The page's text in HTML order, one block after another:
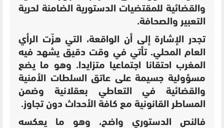
والقضائية للمقتضيات الدستورية الضامنة لحرية
التعبير والصحافة.
تجدر الإشارة إلى أن الواقعة، التي هزّت الرأي
العام المحلي. تأتي في وقت دقيق يشهد فيه
المغرب احتقانا اجتماعيا متزايدا. وهو ما يضع
مسؤولية جسيمة على عاتق السلطات الأمنية
والقضائية في التعاطي بعقلانية وضمن
المساطر القانونية مع كافة الأحداث دون تجاوز.
فالنص الدستوري واضح، وهو ما يعكسه